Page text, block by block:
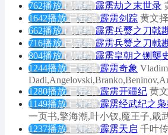
762播放 已完结 霹雳劫之末世录
1642播放 已完结 霹雳剑踪 黄文
662播放 已完结 霹雳兵燹之刀戟
716播放 已完结 霹雳兵燹之刀戟
804播放 已完结 霹雳皇朝之铡龑
1244播放 已完结 霹雳奇象
1280播放 已完结 霹雳开疆纪 黄
1149播放 已完结 霹雳经武纪之
一页书,擎海潮,叶小钗,魔王子,戢
1237播放 已完结 霹雳天启 千叶